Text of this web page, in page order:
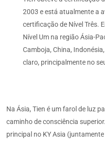
2003 e está atualmente a
certificação de Nível Três.
Nível Um na região Ásia-
Camboja, China,
claro, principalmente no
Na Ásia, Tien é um farol de luz
caminho de consciência
principal no KY Asia